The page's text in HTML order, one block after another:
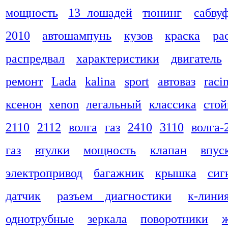
мощность 13 лошадей тюнинг
2010
автошампунь кузов краска
распредвал
характеристики
двигатель
ремонт
Lada kalina sport автоваз
ксенон xenon легальный классика
2110
2112 волга газ 2410 3110 волга-
газ
втулки мощность клапан
электропривод
багажник крышка
датчик
разъем диагностики
к-
однотрубные
зеркала поворотники